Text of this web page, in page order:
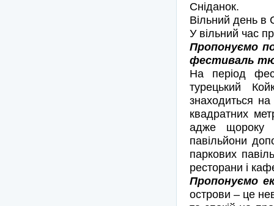
Сніданок.
Вільний день в
У вільний час
Пропонуємо
фестиваль
На період
турецький
знаходиться
квадратних
адже щороку
павільйони
паркових
ресторани і
Пропонуємо
острови – це